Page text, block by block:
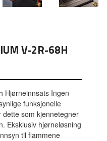
V-2R-68H
Hjørneinnsats Ingen
funksjonelle
som kjennetegner
Eksklusiv hjørneløsning
til flammene